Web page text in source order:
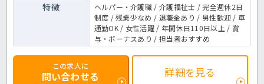
特徴
ヘルパー・介護職 / 介護福祉士 / 完全週休2日
制度 / 残業少なめ / 退職金あり / 男性歓迎 / 車
通勤OK / 女性活躍 / 年間休日110日以上 / 賞
与・ボーナスあり / 担当者おすすめ
この求人に
問い合わせる 詳細を見る